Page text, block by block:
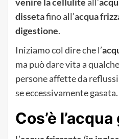
dissetafino all’acqua
digestione.
Iniziamo col dire che l’
ma può dare vita a
persone affette da
se eccessivamente gasata.
Cos’è